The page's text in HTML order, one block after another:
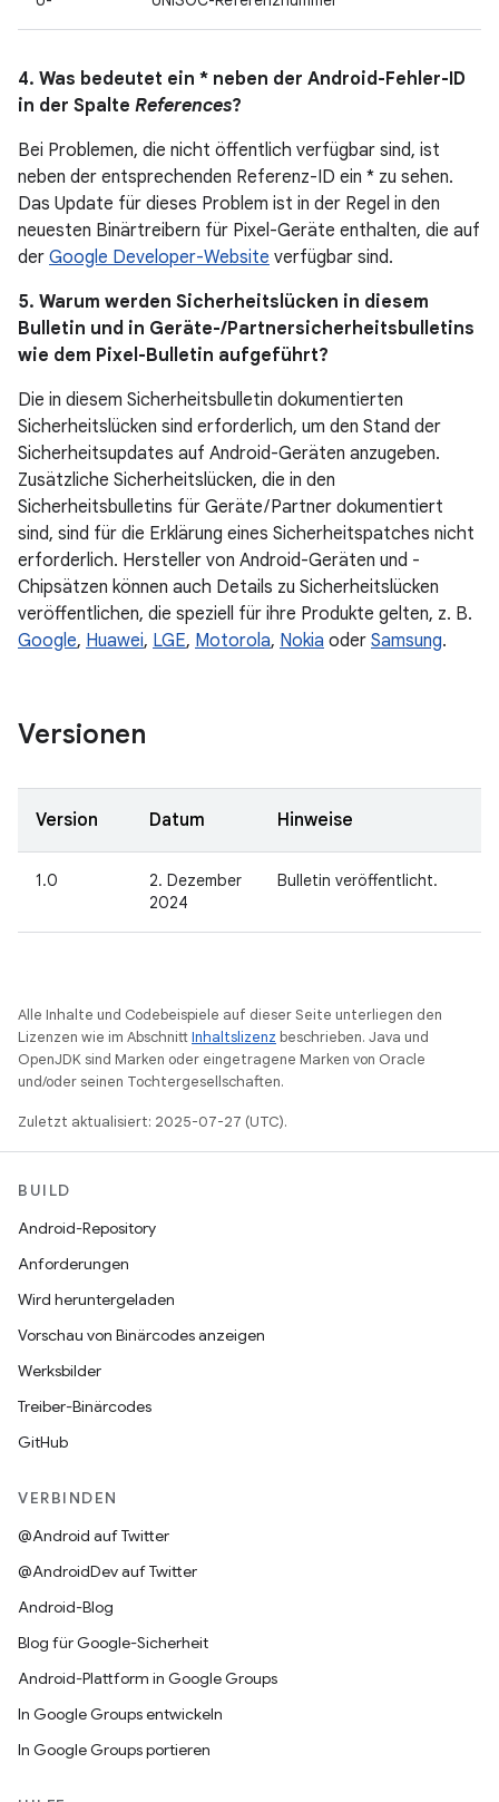
4. Was bedeutet ein * neben der Android-Fehler-ID
in der Spalte References?
Bei Problemen, die nicht öffentlich verfügbar sind, ist
neben der entsprechenden Referenz-ID ein * zu sehen.
Das Update für dieses Problem ist in der Regel in den
neuesten Binärtreibern für Pixel-Geräte enthalten, die auf
der Google Developer-Website verfügbar sind.
5. Warum werden Sicherheitslücken in diesem
Bulletin und in Geräte-/Partnersicherheitsbulletins
wie dem Pixel-Bulletin aufgeführt?
Die in diesem Sicherheitsbulletin dokumentierten
Sicherheitslücken sind erforderlich, um den Stand der
Sicherheitsupdates auf Android-Geräten anzugeben.
Zusätzliche Sicherheitslücken, die in den
Sicherheitsbulletins für Geräte / Partner dokumentiert
sind, sind für die Erklärung eines Sicherheitspatches nicht
erforderlich. Hersteller von Android-Geräten und -
Chipsätzen können auch Details zu Sicherheitslücken
veröffentlichen, die speziell für ihre Produkte gelten, z. B.
Google, Huawei, LGE, Motorola, Nokia oder Samsung.
Versionen
Version Datum Hinweise
1.0
2. Dezember
2024
Bulletin veröffentlicht.
Alle Inhalte und Codebeispiele auf dieser Seite unterliegen den
Lizenzen wie im AbschnittInhaltslizenz beschrieben. Java und
OpenJDK sind Marken oder eingetragene Marken von Oracle
und/oder seinen Tochtergesellschaften.
Zuletzt aktualisiert: 2025-07-27 (UTC).
BUILD
Android-Repository
Anforderungen
Wird heruntergeladen
Vorschau von Binärcodes anzeigen
Werksbilder
Treiber-Binärcodes
GitHub
VERBINDEN
@Android auf Twitter
@AndroidDev auf Twitter
Android-Blog
Blog für Google-Sicherheit
Android-Plattform in Google Groups
In Google Groups entwickeln
In Google Groups portieren